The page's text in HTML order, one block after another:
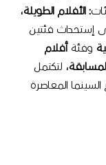
:الأفلام الطويلة،
إستحداث فئتين
وفئةأفلام
لتكتمل
المعاصرة